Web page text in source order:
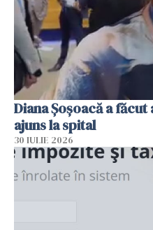
Diana Șoșoacă a
ajuns la spital
30 IULIE 2026